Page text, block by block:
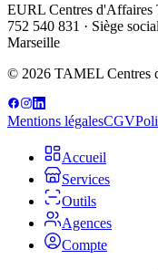
EURL Centres d'Affaires
752 540 831 · Siège
Marseille
© 2026 TAMEL Centres
Mentions légalesCGV
Accueil
Services
Outils
Agences
Compte